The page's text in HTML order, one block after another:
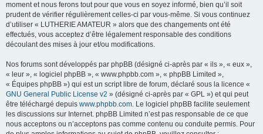
moment et nous ferons tout pour que vous en soyez informé, bien qu’il soit
prudent de vérifier régulièrement celles-ci par vous-même. Si vous continuez
d’utiliser « LUTHERIE AMATEUR » alors que des changements ont été
effectués, vous acceptez d’être légalement responsable des conditions
découlant des mises à jour et/ou modifications.
Nos forums sont développés par phpBB (désigné ci-après par « ils », « eux »,
« leur », « logiciel phpBB », « www.phpbb.com », « phpBB Limited »,
« Équipes phpBB ») qui est un script libre de forum, déclaré sous la licence «
GNU General Public License v2 » (désigné ci-après par « GPL ») et qui peut
être téléchargé depuis www.phpbb.com. Le logiciel phpBB facilite seulement
les discussions sur Internet. phpBB Limited n’est pas responsable de ce que
nous acceptons ou n’acceptons pas comme contenu ou conduite permis. Pour